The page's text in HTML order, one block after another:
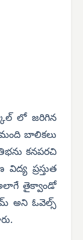
లో జరిగిన
బాలికలు
కనపరచి
విద్య ప్రస్తుత
తైక్వాండో
అని ఓవెల్స్